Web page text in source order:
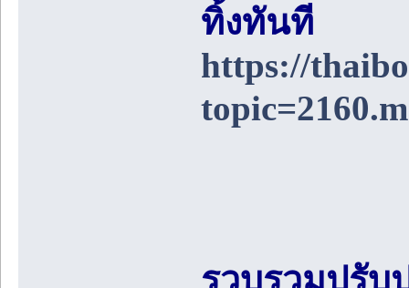
ทิ้งทันที
https://
รวบรวมปรับ